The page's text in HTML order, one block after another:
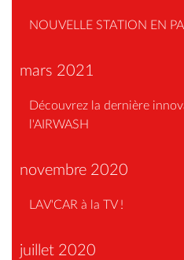
NOUVELLE STATION EN
mars 2021
Découvrez la dernière
l'AIRWASH
novembre 2020
LAV'CAR à la TV !
juillet 2020